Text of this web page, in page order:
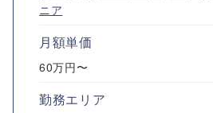
ニア
月額単価
60万円〜
勤務エリア